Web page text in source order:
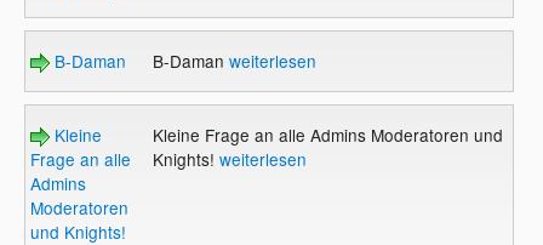
B-Daman B-Daman weiterlesen
Kleine
Frage an alle
Admins
Moderatoren
und Knights!
Kleine Frage an alle Admins Moderatoren und
Knights! weiterlesen